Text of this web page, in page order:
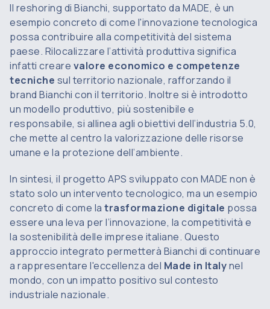
Il reshoring di Bianchi, supportato da MADE, è un
esempio concreto di come l'innovazione tecnologica
possa contribuire alla competitività del sistema
paese. Rilocalizzare l’attività produttiva significa
infatti creare valore economico e competenze
tecniche sul territorio nazionale, rafforzando il
brand Bianchi con il territorio. Inoltre si è introdotto
un modello produttivo, più sostenibile e
responsabile, si allinea agli obiettivi dell’industria 5.0,
che mette al centro la valorizzazione delle risorse
umane e la protezione dell’ambiente.
In sintesi, il progetto APS sviluppato con MADE non è
stato solo un intervento tecnologico, ma un esempio
concreto di come la trasformazione digitale possa
essere una leva per l’innovazione, la competitività e
la sostenibilità delle imprese italiane. Questo
approccio integrato permetterà Bianchi di continuare
a rappresentare l'eccellenza del Made in Italynel
mondo, con un impatto positivo sul contesto
industriale nazionale.